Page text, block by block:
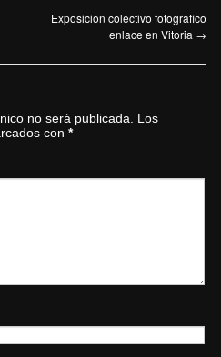
Exposicion colectivo fotografico
enlace en Vitoria →
no será publicada.
Los
con *